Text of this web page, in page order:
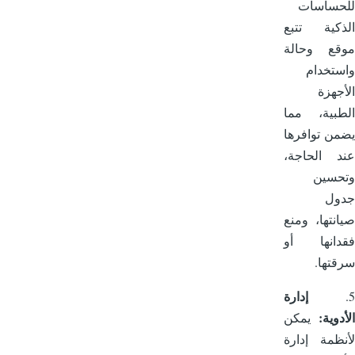
تتبع
وحالة
مما
توافرها
الحاجة،
ومنع
أو
إدارة
يمكن
إدارة